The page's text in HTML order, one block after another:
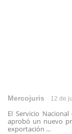
Mercojuris 12 de
El Servicio
aprobó un nuevo
exportación ...